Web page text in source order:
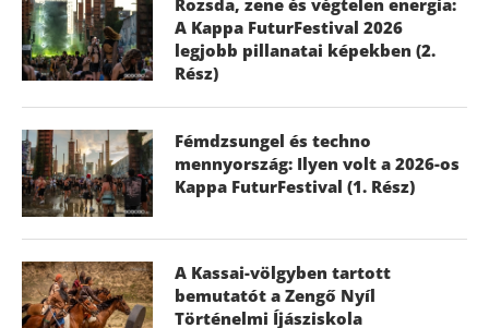
A Kappa FuturFestival 2026
legjobb pillanatai képekben (2.
Rész)
Fémdzsungel és techno
mennyország: Ilyen volt a 2026-os
Kappa FuturFestival (1. Rész)
A Kassai-völgyben tartott
bemutatót a Zengő Nyíl
Történelmi Íjásziskola